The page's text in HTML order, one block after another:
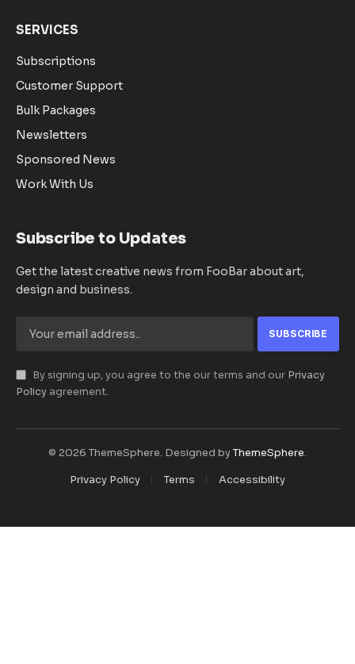
SERVICES
Subscriptions
Customer Support
Bulk Packages
Newsletters
Sponsored News
Work With Us
Subscribe to Updates
Get the latest creative news from FooBar about art,
design and business.
By signing up, you agree to the our terms and our Privacy
Policy agreement.
© 2026 ThemeSphere. Designed byThemeSphere.
Privacy Policy
Terms Accessibility